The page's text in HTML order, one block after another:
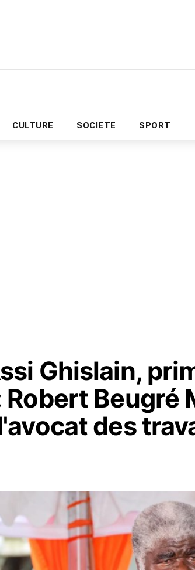
CULTURE SOCIETE SPORTPUBLICITÉ
Ghislain,
Beugré
des